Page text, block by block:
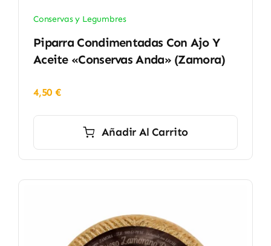
Conservas y Legumbres
Piparra Condimentadas Con Ajo Y
Aceite «Conservas Anda» (Zamora)
4,50€
Añadir Al Carrito